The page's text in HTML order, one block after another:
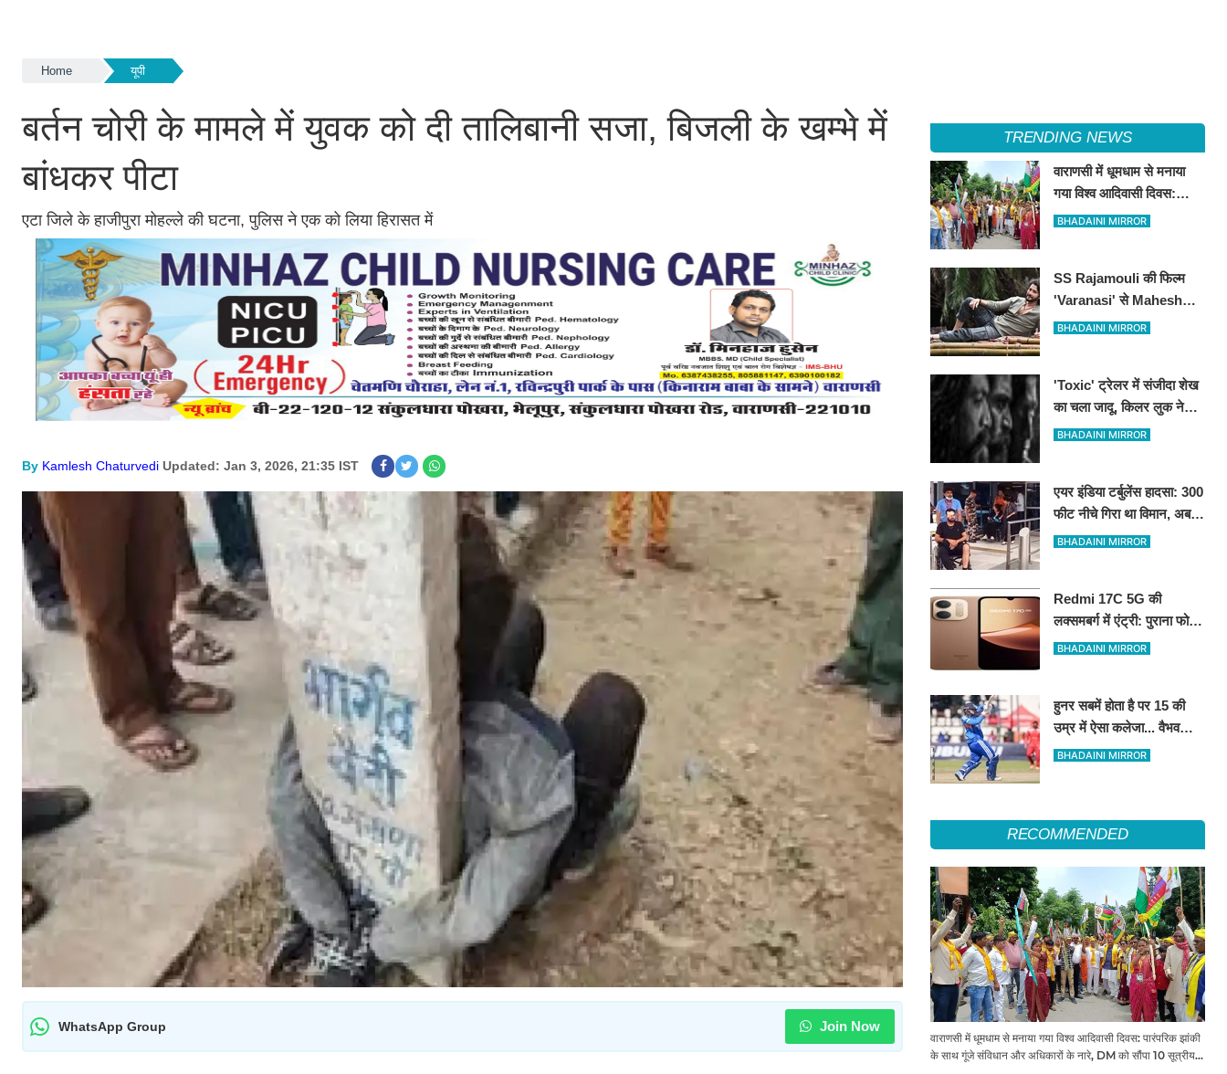
Home यूपी
बर्तन चोरी के मामले में युवक को दी तालिबानी सजा, बिजली के खम्भे में
बांधकर पीटा
एटा जिले के हाजीपुरा मोहल्ले की घटना, पुलिस ने एक को लिया हिरासत में
By Kamlesh Chaturvedi Updated: Jan 3, 2026, 21:35 IST
WhatsApp Group Join Now
TRENDING NEWS
वाराणसी में धूमधाम से मनाया
गया विश्व आदिवासी दिवस:
पारंपरिक झांकी के साथ गूंजे
BHADAINI MIRROR
SS Rajamouli की फिल्म
'Varanasi' से Mahesh
Babu का फर्स्ट लुक आउट,
BHADAINI MIRROR
'Toxic' ट्रेलर में संजीदा शेख
का चला जादू, किलर लुक ने
लूटी महफिल
BHADAINI MIRROR
एयर इंडिया टर्बुलेंस हादसा: 300
फीट नीचे गिरा था विमान, अब
कैप्टन के डोप टेस्ट पॉजिटिव
BHADAINI MIRROR
Redmi 17C 5G की
लक्समबर्ग में एंट्री: पुराना फोन,
नया नाम! जानें Redmi 15C
BHADAINI MIRROR
हुनर सबमें होता है पर 15 की
उम्र में ऐसा कलेजा... वैभव
सूर्यवंशी के बेखौफ अंदाज पर
BHADAINI MIRROR
RECOMMENDED
वाराणसी में धूमधाम से मनाया गया विश्व आदिवासी दिवस: पारंपरिक झांकी
के साथ गूंजे संविधान और अधिकारों के नारे, DM को सौंपा 10 सूत्रीय